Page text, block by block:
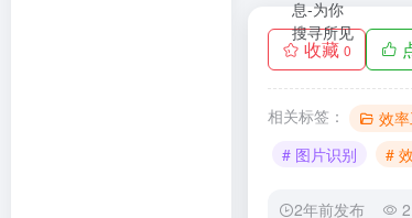
收藏0
相关标签： 效
# 图片识别
#
2年前发布